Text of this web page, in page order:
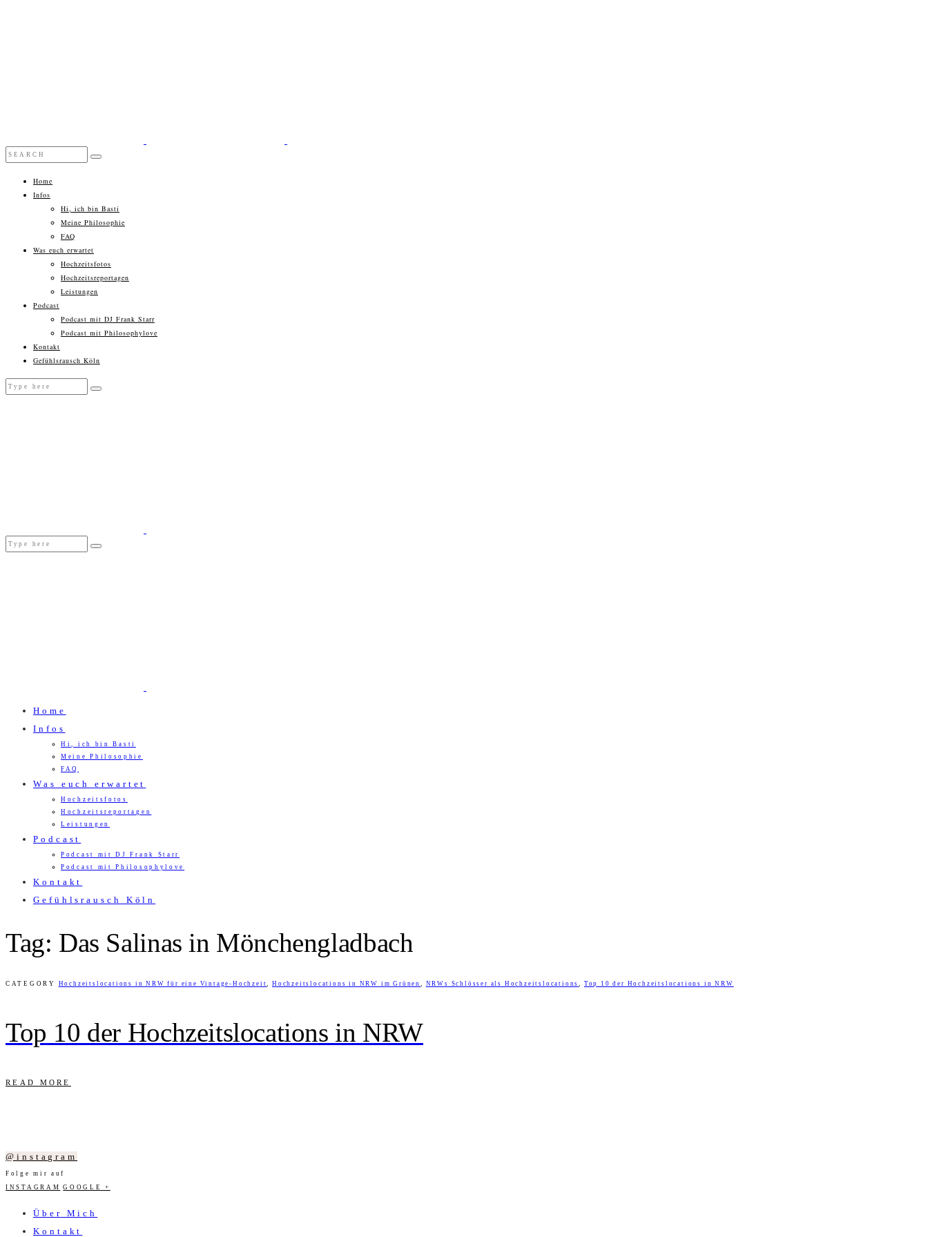
Home
Infos
Hi, ich bin Basti
Meine Philosophie
FAQ
Was euch erwartet
Hochzeitsfotos
Hochzeitsreportagen
Leistungen
Podcast
Podcast mit DJ Frank Starr
Podcast mit Philosophylove
Kontakt
Gefühlsrausch Köln
Home
Infos
Hi, ich bin Basti
Meine Philosophie
FAQ
Was euch erwartet
Hochzeitsfotos
Hochzeitsreportagen
Leistungen
Podcast
Podcast mit DJ Frank Starr
Podcast mit Philosophylove
Kontakt
Gefühlsrausch Köln
Tag: Das Salinas in Mönchengladbach
CATEGORY Hochzeitslocations in NRW für eine Vintage-Hochzeit,Hochzeitslocations in NRW im Grünen, NRWs Schlösser als Hochzeitslocations, Top 10 der Hochzeitslocations in NRW
Top 10 der Hochzeitslocations in NRW
READ MORE
@instagram
Folge mir auf
INSTAGRAM
GOOGLE +
Über Mich
Kontakt